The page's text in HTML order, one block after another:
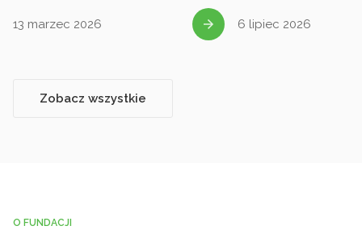
Zobacz wszystkie
13 marzec 2026 6 lipiec 2026
O FUNDACJI